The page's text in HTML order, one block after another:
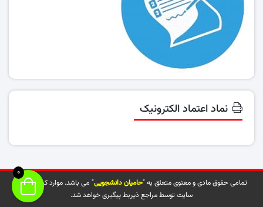
نماد اعتماد الکترونیک
تمامی حقوق مادی و معنوی متعلق به "حامیان دانشجویی" می باشد. موارد کپی شده از
سایت توسط مراجع ذیربط پیگیری خواهد شد.
0